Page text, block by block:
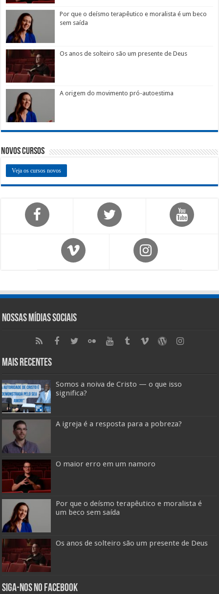
Por que o deísmo terapêutico e moralista é um beco
sem saída
Os anos de solteiro são um presente de Deus
A origem do movimento pró-autoestima
Novos Cursos
Veja os cursos novos
Nossas Mídias Sociais
Mais Recentes
Somos a noiva de Cristo — o que isso
significa?
A igreja é a resposta para a pobreza?
O maior erro em um namoro
Por que o deísmo terapêutico e moralista é
um beco sem saída
Os anos de solteiro são um presente de Deus
Siga-nos no Facebook